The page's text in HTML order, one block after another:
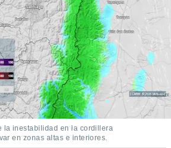
la inestabilidad en la cordillera
en zonas altas e interiores.